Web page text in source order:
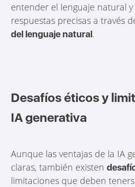
entender el lenguaje natural
respuestas precisas a través
del lenguaje natural.
Desafíos éticos y
IA generativa
Aunque las ventajas de la IA
claras, también existen
limitaciones que deben